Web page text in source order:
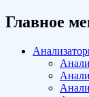
Главное